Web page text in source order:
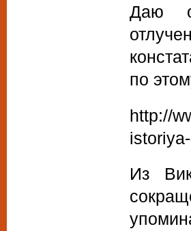
Даю
по
http://
Из